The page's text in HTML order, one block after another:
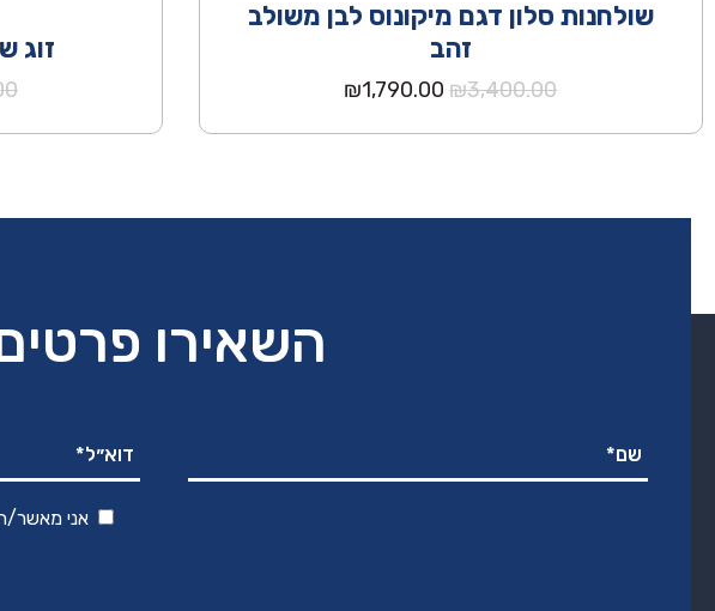
שולחנות סלון דגם מיקונוס לבן משולב
זהב
₪3,400.00
המחיר
היה:
₪1,790.00
המחיר
הוא:
זוג
השאירו
אני מאשר/